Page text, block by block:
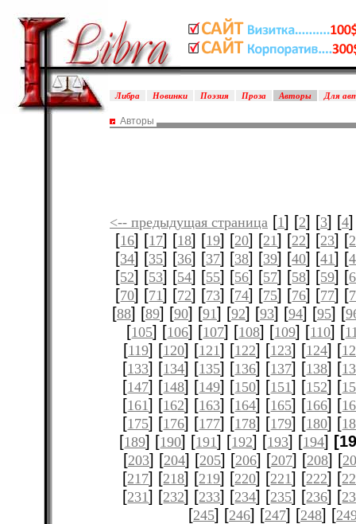
Либра Новинки Поэзия Проза Авторы Для
Авторы
<-- предыдущая страница [1] [2] [3] [4
[16] [17] [18] [19] [20] [21] [22] [23] [
[34] [35] [36] [37] [38] [39] [40] [41] [
[52] [53] [54] [55] [56] [57] [58] [59] [
[70] [71] [72] [73] [74] [75] [76] [77] [
[88] [89] [90] [91] [92] [93] [94] [95] [
[105] [106] [107] [108] [109] [110] [
[119] [120] [121] [122] [123] [124] [
[133] [134] [135] [136] [137] [138] [
[147] [148] [149] [150] [151] [152] [
[161] [162] [163] [164] [165] [166] [
[175] [176] [177] [178] [179] [180] [
[189] [190] [191] [192] [193] [194]
[203] [204] [205] [206] [207] [208] [
[217] [218] [219] [220] [221] [222] [
[231] [232] [233] [234] [235] [236] [
[245] [246] [247] [248] [